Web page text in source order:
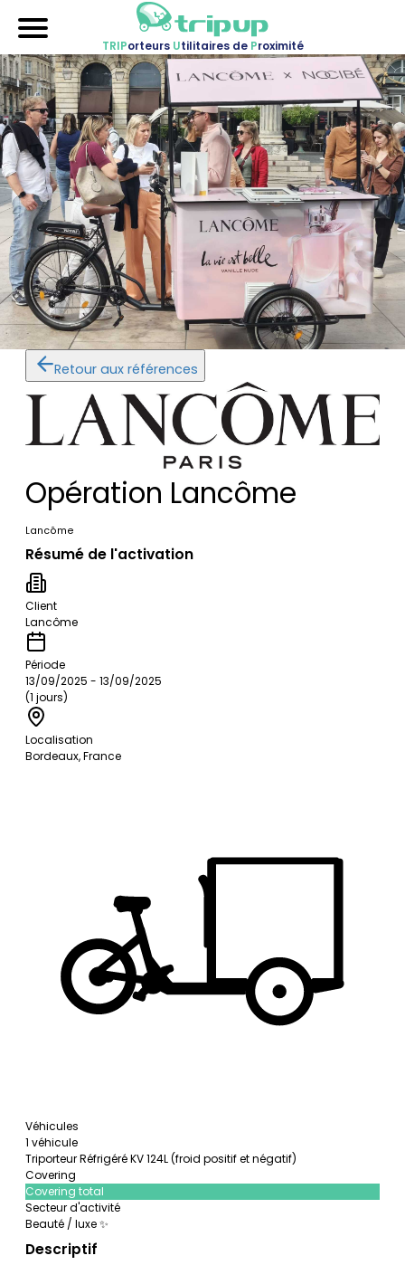
TRIPorteurs Utilitaires de Proximité
Accueil
Nos véhicules
Références
Sur-mesure
Mariages
Blog
A propos
Contactez-nous !
Retour aux références
Opération Lancôme
Lancôme
Résumé de l'activation
Client
Lancôme
Période
13/09/2025 - 13/09/2025
(1 jours)
Localisation
Bordeaux, France
Véhicules
1 véhicule
Triporteur Réfrigéré KV 124L (froid positif et négatif)
Covering
Covering total
Secteur d'activité
Beauté / luxe ✨
Descriptif